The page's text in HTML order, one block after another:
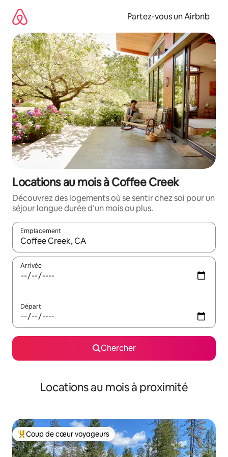
directement
contenu
Partez-vous un Airbnb
Locations au mois à Coffee Creek
Découvrez des logements où se sentir chez soi pour un
séjour longue durée d’un mois ou plus.
Emplacement
Quand les résultats sont affichés, parcourez-les en utilisant
Arrivée
Départ
Chercher
Locations au mois à proximité
Coup de cœur voyageurs parmi les plus aimés
Coup de cœur voyageurs